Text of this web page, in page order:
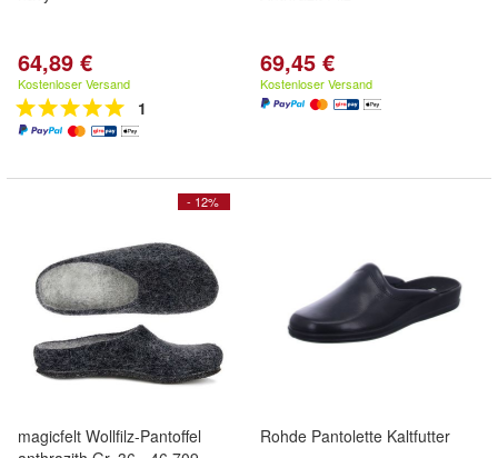
64,89 €
Kostenloser Versand
1
69,45 €
Kostenloser Versand
- 12%
magicfelt Wollfilz-Pantoffel
Rohde Pantolette Kaltfutter